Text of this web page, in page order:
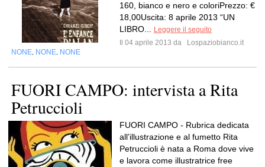
160, bianco e nero e coloriPrezzo: €
18,00Uscita: 8 aprile 2013 “UN
LIBRO...
Leggere il seguito
Il 04 aprile 2013 da
Lospaziobianco.it
NONE NONE NONE
FUORI CAMPO: intervista a Rita
Petruccioli
FUORI CAMPO - Rubrica dedicata
all’illustrazione e al fumetto Rita
Petruccioli è nata a Roma dove vive
e lavora come illustratrice free